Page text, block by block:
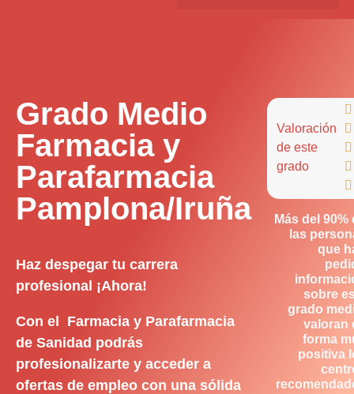
Grado Medio
Farmacia y
Parafarmacia
Pamplona/Iruña
Haz despegar tu carrera
profesional ¡Ahora!
Con el Farmacia y Parafarmacia
de Sanidad podrás
profesionalizarte y acceder a
ofertas de empleo con una sólida
Valoración
de este
grado





Más del 90%
las
que
sobre
grado
valoran
forma
positiva